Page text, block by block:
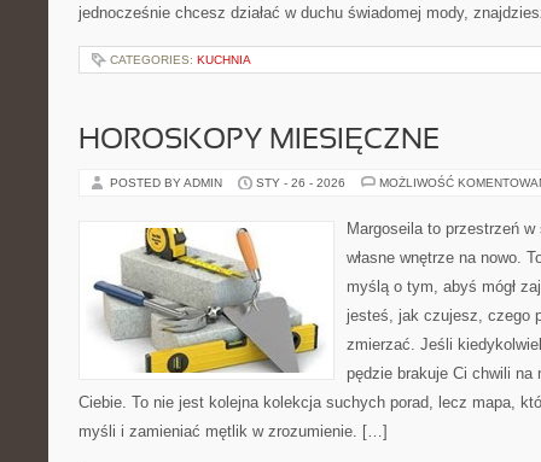
jednocześnie chcesz działać w duchu świadomej mody,
CATEGORIES: KUCHNIA
HOROSKOPY MIESIĘCZNE
POSTED BY ADMIN STY - 26 - 2026 MOŻLIWOŚĆ
Margoseila to przestrzeń
własne wnętrze na nowo.
myślą o tym, abyś mógł
jesteś, jak czujesz, czego
zmierzać. Jeśli
pędzie brakuje Ci chwili na
Ciebie. To nie jest kolejna kolekcja suchych porad, lecz mapa,
myśli i zamieniać mętlik w zrozumienie. […]